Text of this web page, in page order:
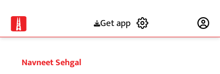
Get app
Navneet Sehgal